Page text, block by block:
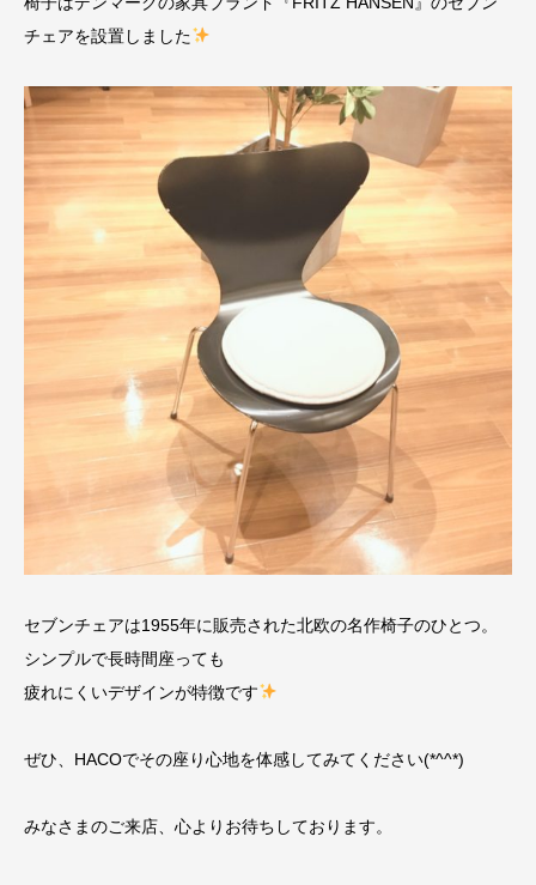
チェアを設置しました
セブンチェアは1955年に販売された北欧の名作椅子のひとつ。
シンプルで長時間座っても
疲れにくいデザインが特徴です
ぜひ、HACOでその座り心地を体感してみてください(*^^*)
みなさまのご来店、心よりお待ちしております。